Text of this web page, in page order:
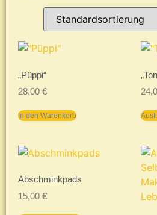
„Püppi“
28,00 €
In den Warenkorb
Abschminkpads
15,00 €